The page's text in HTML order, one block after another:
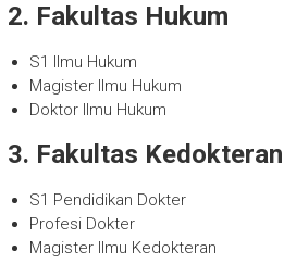
2. Fakultas Hukum
S1 Ilmu Hukum
Magister Ilmu Hukum
Doktor Ilmu Hukum
3. Fakultas Kedokteran
S1 Pendidikan Dokter
Profesi Dokter
Magister Ilmu Kedokteran